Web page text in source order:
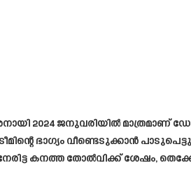
2024 ജനുവരിയിൽ മാത്രമാണ്
ഭാഗ്യം വീണ്ടെടുക്കാൻ
കനത്ത തോൽവിക്ക് ശേഷം,